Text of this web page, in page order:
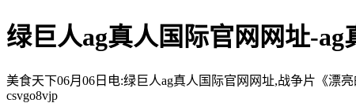
绿巨人ag真人国际官网网址-ag
美食天下06月06日电:绿巨人ag真人国际官网网址,战争片《漂
csvgo8vjp